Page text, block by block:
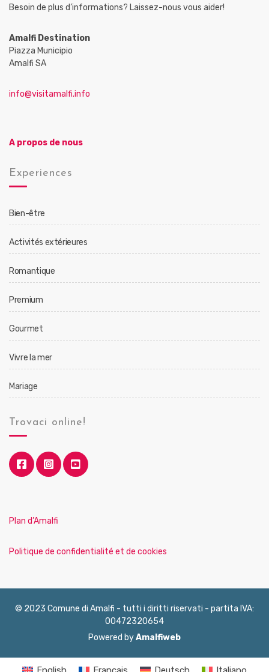
Besoin de plus d’informations? Laissez-nous vous aider!
Amalfi Destination
Piazza Municipio
Amalfi SA
info@visitamalfi.info
A propos de nous
Experiences
Bien-être
Activités extérieures
Romantique
Premium
Gourmet
Vivre la mer
Mariage
Trovaci online!
Plan d’Amalfi
Politique de confidentialité et de cookies
© 2023 Comune di Amalfi - tutti i diritti riservati - partita IVA:
00472320654
Powered byAmalfiweb